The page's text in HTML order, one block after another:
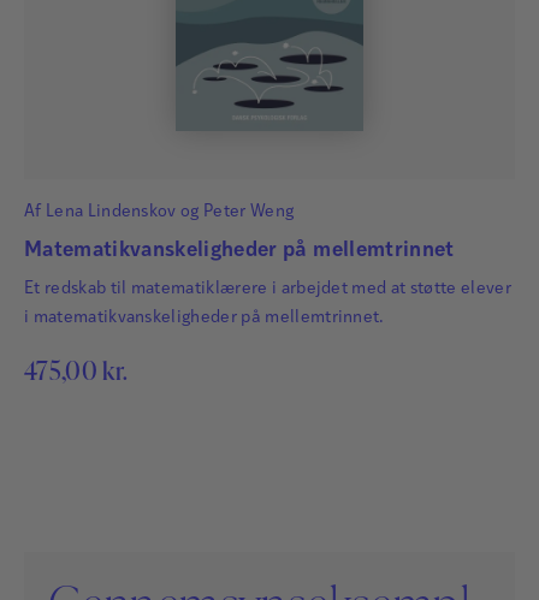
Af Lena Lindenskov og Peter Weng
Matematikvanskeligheder på mellemtrinnet
Et redskab til matematiklærere i arbejdet med at støtte elever
i matematikvanskeligheder på mellemtrinnet.
475,00 kr.